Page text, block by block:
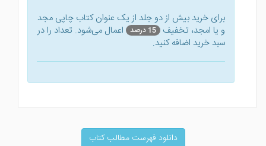
برای خرید بیش از دو جلد از یک عنوان کتاب‌ چاپی مجد
و یا امجد، تخفیف 15 درصد
اعمال می‌شود. تعداد را در
سبد خرید اضافه کنید.
دانلود فهرست مطالب کتاب